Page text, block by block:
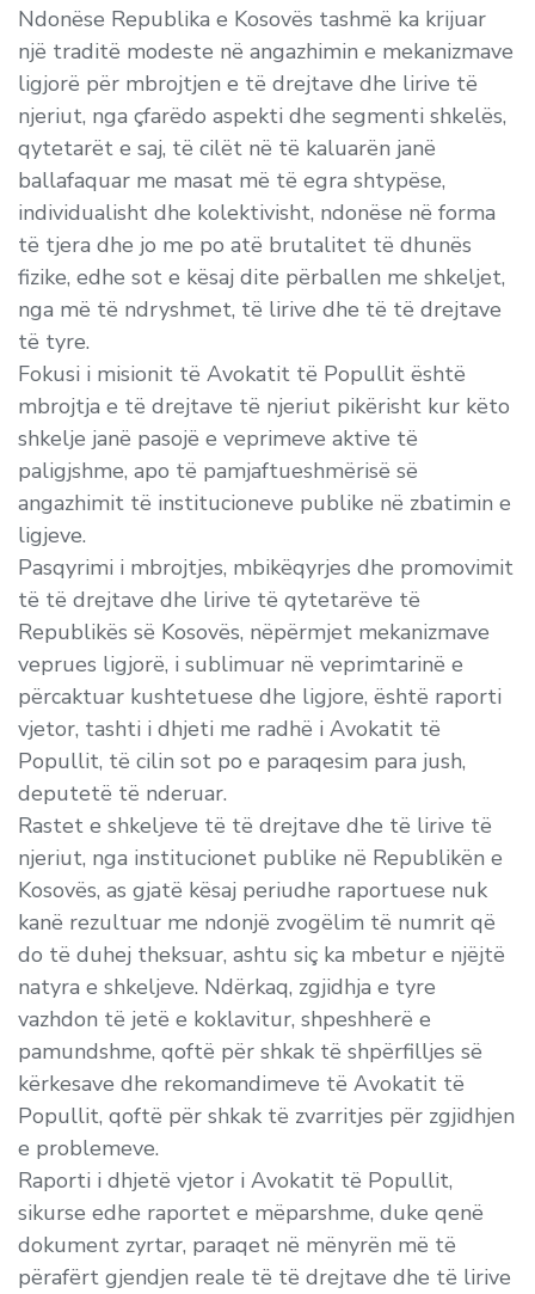
Ndonëse Republika e Kosovës tashmë ka krijuar
një traditë modeste në angazhimin e mekanizmave
ligjorë për mbrojtjen e të drejtave dhe lirive të
njeriut, nga çfarëdo aspekti dhe segmenti shkelës,
qytetarët e saj, të cilët në të kaluarën janë
ballafaquar me masat më të egra shtypëse,
individualisht dhe kolektivisht, ndonëse në forma
të tjera dhe jo me po atë brutalitet të dhunës
fizike, edhe sot e kësaj dite përballen me shkeljet,
nga më të ndryshmet, të lirive dhe të të drejtave
të tyre.
Fokusi i misionit të Avokatit të Popullit është
mbrojtja e të drejtave të njeriut pikërisht kur këto
shkelje janë pasojë e veprimeve aktive të
paligjshme, apo të pamjaftueshmërisë së
angazhimit të institucioneve publike në zbatimin e
ligjeve.
Pasqyrimi i mbrojtjes, mbikëqyrjes dhe promovimit
të të drejtave dhe lirive të qytetarëve të
Republikës së Kosovës, nëpërmjet mekanizmave
veprues ligjorë, i sublimuar në veprimtarinë e
përcaktuar kushtetuese dhe ligjore, është raporti
vjetor, tashti i dhjeti me radhë i Avokatit të
Popullit, të cilin sot po e paraqesim para jush,
deputetë të nderuar.
Rastet e shkeljeve të të drejtave dhe të lirive të
njeriut, nga institucionet publike në Republikën e
Kosovës, as gjatë kësaj periudhe raportuese nuk
kanë rezultuar me ndonjë zvogëlim të numrit që
do të duhej theksuar, ashtu siç ka mbetur e njëjtë
natyra e shkeljeve. Ndërkaq, zgjidhja e tyre
vazhdon të jetë e koklavitur, shpeshherë e
pamundshme, qoftë për shkak të shpërfilljes së
kërkesave dhe rekomandimeve të Avokatit të
Popullit, qoftë për shkak të zvarritjes për zgjidhjen
e problemeve.
Raporti i dhjetë vjetor i Avokatit të Popullit,
sikurse edhe raportet e mëparshme, duke qenë
dokument zyrtar, paraqet në mënyrën më të
përafërt gjendjen reale të të drejtave dhe të lirive